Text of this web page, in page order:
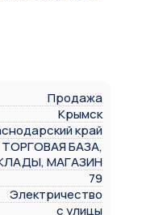
Продажа
Крымск
край
ТОРГОВАЯ БАЗА,
МАГАЗИН
79
Электричество
с улицы